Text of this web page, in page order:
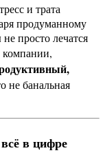
и трата
продуманному
просто лечатся
не банальная
в цифре